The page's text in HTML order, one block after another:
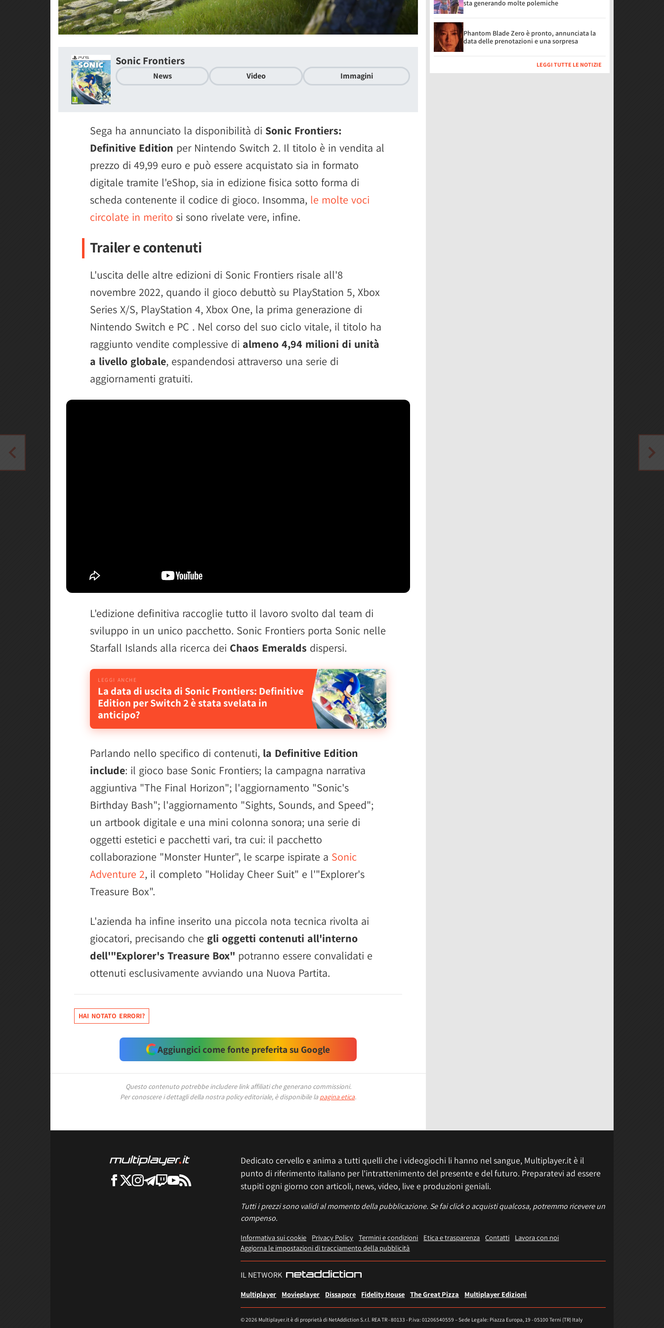
Sonic Frontiers
News Video Immagini
Sega ha annunciato la disponibilità di Sonic Frontiers:
Definitive Edition per Nintendo Switch 2. Il titolo è in vendita al
prezzo di 49,99 euro e può essere acquistato sia in formato
digitale tramite l'eShop, sia in edizione fisica sotto forma di
scheda contenente il codice di gioco. Insomma, le molte voci
circolate in merito si sono rivelate vere, infine.
Trailer e contenuti
L'uscita delle altre edizioni di Sonic Frontiers risale all'8
novembre 2022, quando il gioco debuttò su PlayStation 5, Xbox
Series X/S, PlayStation 4, Xbox One, la prima generazione di
Nintendo Switch e PC . Nel corso del suo ciclo vitale, il titolo ha
raggiunto vendite complessive di almeno 4,94 milioni di unità
a livello globale, espandendosi attraverso una serie di
aggiornamenti gratuiti.
L'edizione definitiva raccoglie tutto il lavoro svolto dal team di
sviluppo in un unico pacchetto. Sonic Frontiers porta Sonic nelle
Starfall Islands alla ricerca dei Chaos Emeralds dispersi.
La data di uscita di Sonic Frontiers: Definitive
Edition per Switch 2 è stata svelata in
anticipo?
Parlando nello specifico di contenuti, la Definitive Edition
include: il gioco base Sonic Frontiers; la campagna narrativa
aggiuntiva "The Final Horizon"; l'aggiornamento "Sonic's
Birthday Bash"; l'aggiornamento "Sights, Sounds, and Speed";
un artbook digitale e una mini colonna sonora; una serie di
oggetti estetici e pacchetti vari, tra cui: il pacchetto
collaborazione "Monster Hunter", le scarpe ispirate a Sonic
Adventure 2, il completo "Holiday Cheer Suit" e l'"Explorer's
Treasure Box".
L'azienda ha infine inserito una piccola nota tecnica rivolta ai
giocatori, precisando che gli oggetti contenuti all'interno
dell'"Explorer's Treasure Box" potranno essere convalidati e
ottenuti esclusivamente avviando una Nuova Partita.
HAI NOTATO ERRORI?
Aggiungici come fonte preferita su Google
Questo contenuto potrebbe includere link affiliati che generano commissioni.
Per conoscere i dettagli della nostra policy editoriale, è disponibile la pagina etica.
sta generando molte polemiche
Phantom Blade Zero è pronto, annunciata la
data delle prenotazioni e una sorpresa
LEGGI TUTTE LE NOTIZIE
Dedicato cervello e anima a tutti quelli che i videogiochi li hanno nel sangue, Multiplayer.it è il
punto di riferimento italiano per l'intrattenimento del presente e del futuro. Preparatevi ad essere
stupiti ogni giorno con articoli, news, video, live e produzioni geniali.
Tutti i prezzi sono validi al momento della pubblicazione. Se fai click o acquisti qualcosa, potremmo ricevere un
compenso.
Informativa sui cookie Privacy Policy Termini e condizioni Etica e trasparenza Contatti
Lavora con noi
Aggiorna le impostazioni di tracciamento della pubblicità
IL NETWORK
Multiplayer Movieplayer Dissapore Fidelity House The Great Pizza Multiplayer Edizioni
© 2026 Multiplayer.it è di proprietà di NetAddiction S.r.l. REA TR - 80133 - P.iva: 01206540559 – Sede Legale: Piazza Europa, 19 - 05100 Terni (TR) Italy